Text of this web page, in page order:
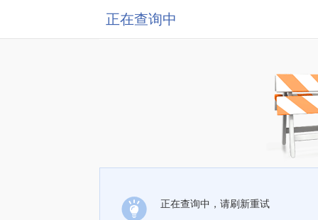
正在查询中
正在查询中，请刷新重试